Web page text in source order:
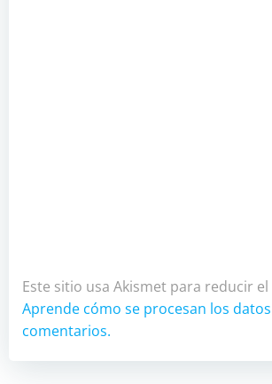
Este sitio usa Akismet para reducir el
Aprende cómo se procesan los
comentarios.